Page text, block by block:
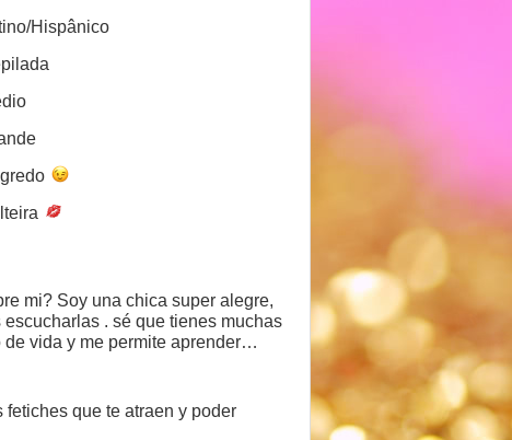
Hispânico
mi? Soy una chica super alegre,
. sé que tienes muchas
vida y me permite aprender
que te atraen y poder